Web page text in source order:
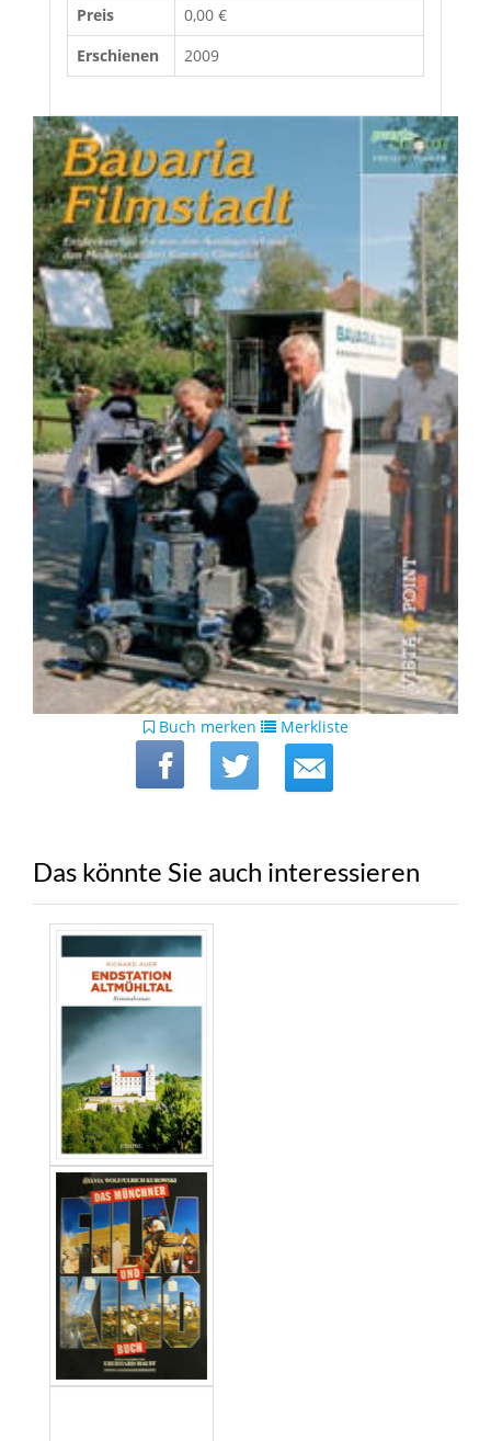
Preis
0,00 €
Erschienen
2009
Buch merken Merkliste
Das könnte Sie auch interessieren